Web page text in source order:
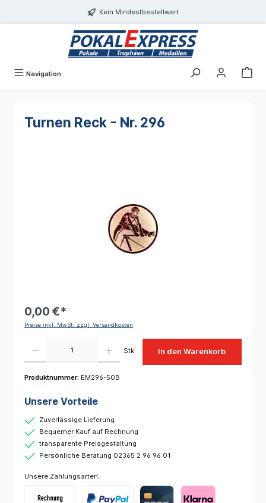
Kein Mindestbestellwert
Navigation
Turnen Reck - Nr. 296
0,00 €*
Preise inkl. MwSt. zzgl. Versandkosten
Stk In den Warenkorb
Produktnummer: EM296-50B
Unsere Vorteile
Zuverlässige Lieferung
Bequemer Kauf auf Rechnung
transparente Preisgestaltung
Persönliche Beratung 02365 2 96 96 01
Unsere Zahlungsarten: